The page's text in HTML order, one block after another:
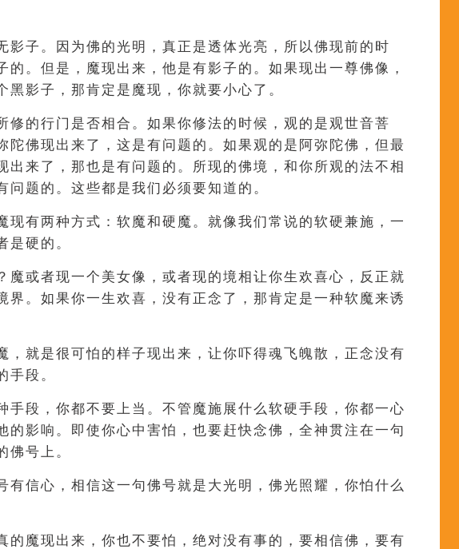
影子。因为佛的光明，真正是透体光亮，所以佛现前的时
的。但是，魔现出来，他是有影子的。如果现出一尊佛像，
黑影子，那肯定是魔现，你就要小心了。
修的行门是否相合。如果你修法的时候，观的是观世音菩
陀佛现出来了，这是有问题的。如果观的是阿弥陀佛，但最
出来了，那也是有问题的。所现的佛境，和你所观的法不相
问题的。这些都是我们必须要知道的。
现有两种方式：软魔和硬魔。就像我们常说的软硬兼施，一
是硬的。
魔或者现一个美女像，或者现的境相让你生欢喜心，反正就
界。如果你一生欢喜，没有正念了，那肯定是一种软魔来诱
，就是很可怕的样子现出来，让你吓得魂飞魄散，正念没有
手段。
手段，你都不要上当。不管魔施展什么软硬手段，你都一心
的影响。即使你心中害怕，也要赶快念佛，全神贯注在一句
佛号上。
有信心，相信这一句佛号就是大光明，佛光照耀，你怕什么
的魔现出来，你也不要怕，绝对没有事的，要相信佛，要有